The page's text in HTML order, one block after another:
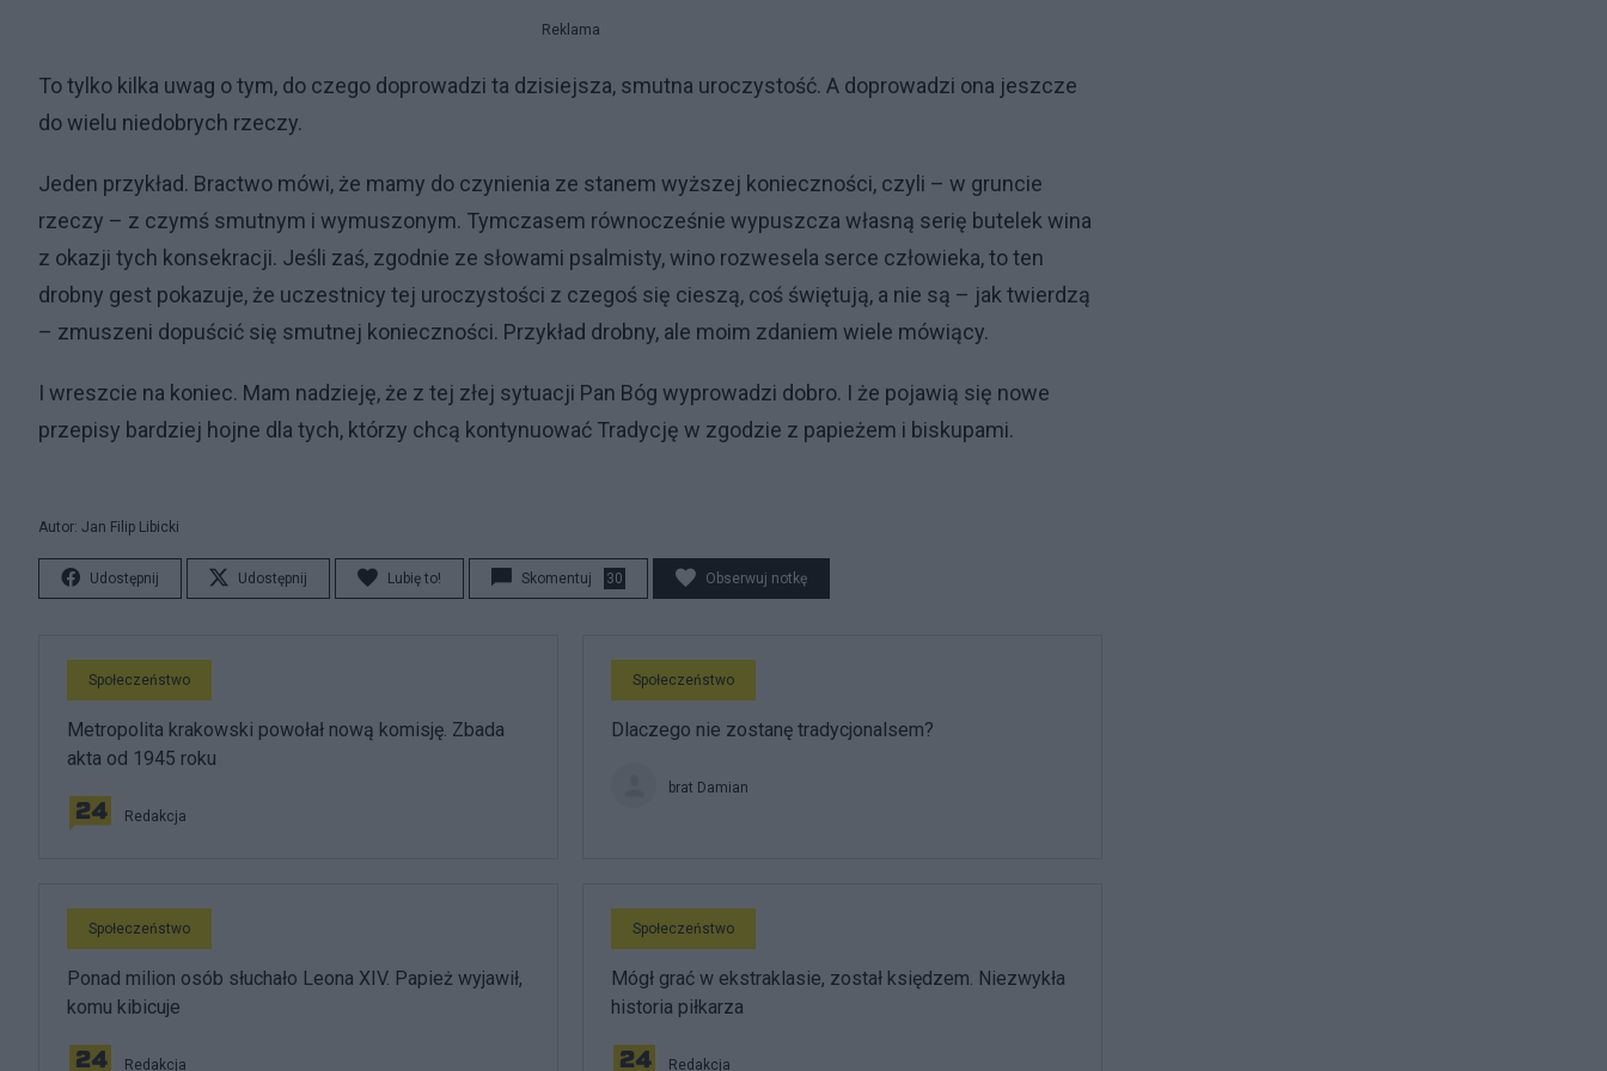
Reklama
To tylko kilka uwag o tym, do czego doprowadzi ta dzisiejsza, smutna uroczystość. A doprowadzi ona jeszcze
do wielu niedobrych rzeczy.
Jeden przykład. Bractwo mówi, że mamy do czynienia ze stanem wyższej konieczności, czyli – w gruncie
rzeczy – z czymś smutnym i wymuszonym. Tymczasem równocześnie wypuszcza własną serię butelek wina
z okazji tych konsekracji. Jeśli zaś, zgodnie ze słowami psalmisty, wino rozwesela serce człowieka, to ten
drobny gest pokazuje, że uczestnicy tej uroczystości z czegoś się cieszą, coś świętują, a nie są – jak twierdzą
– zmuszeni dopuścić się smutnej konieczności. Przykład drobny, ale moim zdaniem wiele mówiący.
I wreszcie na koniec. Mam nadzieję, że z tej złej sytuacji Pan Bóg wyprowadzi dobro. I że pojawią się nowe
przepisy bardziej hojne dla tych, którzy chcą kontynuować Tradycję w zgodzie z papieżem i biskupami.
Autor: Jan Filip Libicki
Udostępnij Udostępnij Lubię to! Skomentuj 30 Obserwuj notkę
Społeczeństwo
Metropolita krakowski powołał nową komisję. Zbada
akta od 1945 roku
Redakcja
Społeczeństwo
Dlaczego nie zostanę tradycjonalsem?
brat Damian
Społeczeństwo
Ponad milion osób słuchało Leona XIV. Papież wyjawił,
komu kibicuje
Redakcja
Społeczeństwo
Mógł grać w ekstraklasie, został księdzem. Niezwykła
historia piłkarza
Redakcja